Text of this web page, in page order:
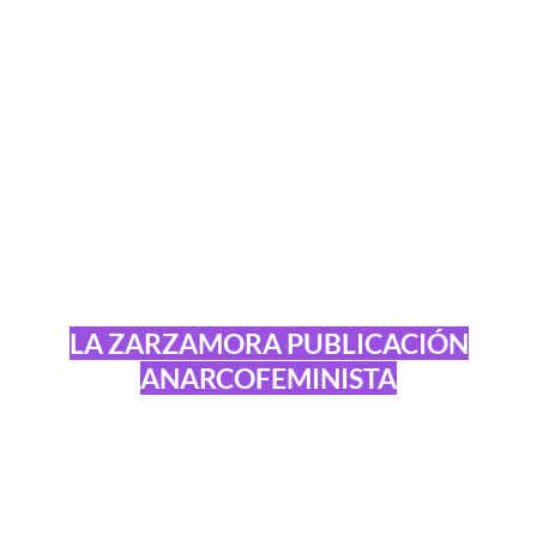
LA ZARZAMORA PUBLICACIÓN
ANARCOFEMINISTA